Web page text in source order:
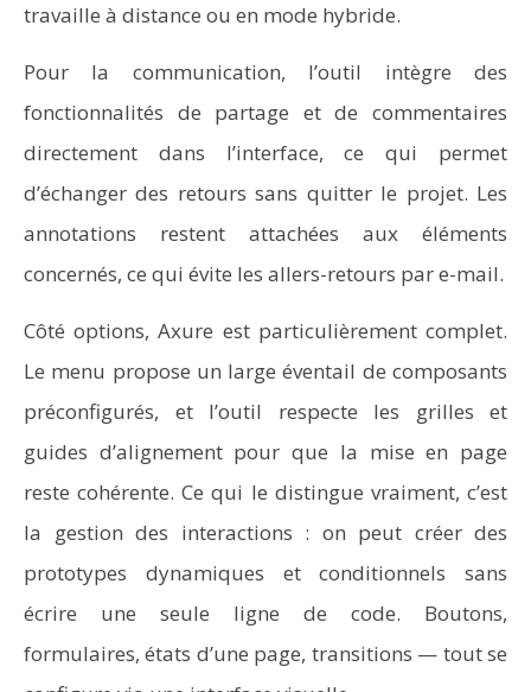
travaille à distance ou en mode hybride.
Pour la communication, l’outil intègre des
fonctionnalités de partage et de commentaires
directement dans l’interface, ce qui permet
d’échanger des retours sans quitter le projet. Les
annotations restent attachées aux éléments
concernés, ce qui évite les allers-retours par e-mail.
Côté options, Axure est particulièrement complet.
Le menu propose un large éventail de composants
préconfigurés, et l’outil respecte les grilles et
guides d’alignement pour que la mise en page
reste cohérente. Ce qui le distingue vraiment, c’est
la gestion des interactions : on peut créer des
prototypes dynamiques et conditionnels sans
écrire une seule ligne de code. Boutons,
formulaires, états d’une page, transitions — tout se